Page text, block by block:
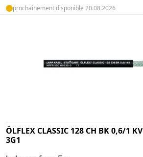
prochainement disponible 20.08.2026
ÖLFLEX CLASSIC 128 CH BK 0,6/1 KV
3G1